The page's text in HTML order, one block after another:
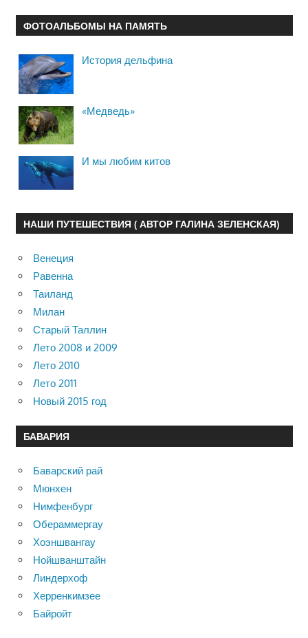
ФОТОАЛЬБОМЫ НА ПАМЯТЬ
История дельфина
«Медведь»
И мы любим китов
НАШИ ПУТЕШЕСТВИЯ ( АВТОР ГАЛИНА ЗЕЛЕНСКАЯ)
Венеция
Равенна
Таиланд
Милан
Старый Таллин
Лето 2008 и 2009
Лето 2010
Лето 2011
Новый 2015 год
БАВАРИЯ
Баварский рай
Мюнхен
Нимфенбург
Обераммергау
Хоэншвангау
Нойшванштайн
Линдерхоф
Херренкимзее
Байройт